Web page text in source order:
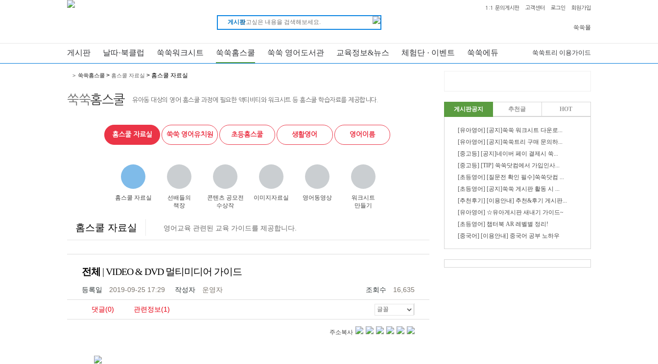
게시판
1:1 문의게시판 고객센터 로그인 회원가입
쑥쑥몰
게시판 날따·북클럽 쑥쑥워크시트 쑥쑥홈스쿨 쑥쑥 영어도서관 교육정보&뉴스 체험단 · 이벤트 쑥쑥에듀 쑥쑥트리 이용가이드
쑥쑥홈스쿨 유아동 대상의 영어 홈스쿨 과정에 필요한 액티비티와 워크시트 등 홈스쿨 학습자료를 제공합니다.
> 쑥쑥홈스쿨 > 홈스쿨 자료실 > 홈스쿨 자료실
홈스쿨 자료실 쑥쑥 영어유치원 초등홈스쿨 생활영어 영어이름
홈스쿨 자료실
선배들의
책장
콘텐츠 공모전
수상작
이미지자료실 영어동영상
워크시트
만들기
홈스쿨 자료실 영어교육 관련된 교육 가이드를 제공합니다.
전체 | VIDEO & DVD 멀티미디어 가이드
등록일 2019-09-25 17:29 작성자 운영자 조회수 16,635
댓글(0) 관련정보(1)
주소복사
게시판공지 추천글 HOT
[유아영어] [공지]쑥쑥 워크시트 다운로...
[유아영어] [공지]쑥쑥트리 구매 문의하...
[중고등] [공지]네이버 페이 결제시 쑥...
[중고등] [TIP] 쑥쑥닷컴에서 가입인사...
[초등영어] [질문전 확인 필수]쑥쑥닷컴 ...
[초등영어] [공지]쑥쑥 게시판 활동 시 ...
[추천후기] [이용안내] 추천&후기 게시판...
[유아영어] ☆유아게시판 새내기 가이드~
[초등영어] 챕터북 AR 레벨별 정리!
[중국어] [이용안내] 중국어 공부 노하우